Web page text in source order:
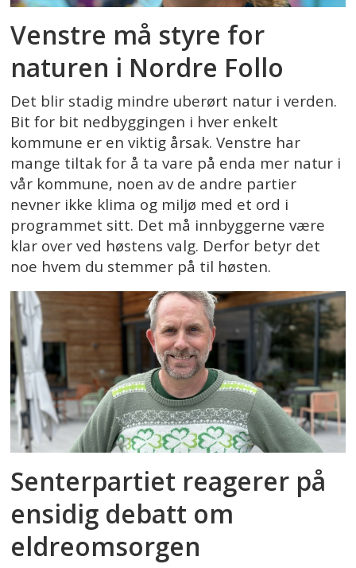
Venstre må styre for
naturen i Nordre Follo
Det blir stadig mindre uberørt natur i verden.
Bit for bit nedbyggingen i hver enkelt
kommune er en viktig årsak. Venstre har
mange tiltak for å ta vare på enda mer natur i
vår kommune, noen av de andre partier
nevner ikke klima og miljø med et ord i
programmet sitt. Det må innbyggerne være
klar over ved høstens valg. Derfor betyr det
noe hvem du stemmer på til høsten.
Senterpartiet reagerer på
ensidig debatt om
eldreomsorgen